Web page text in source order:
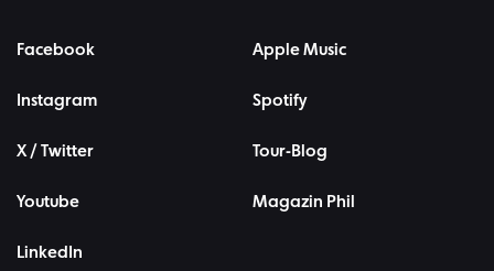
Facebook
Instagram
X / Twitter
Youtube
LinkedIn
Apple Music
Spotify
Tour-Blog
Magazin Phil